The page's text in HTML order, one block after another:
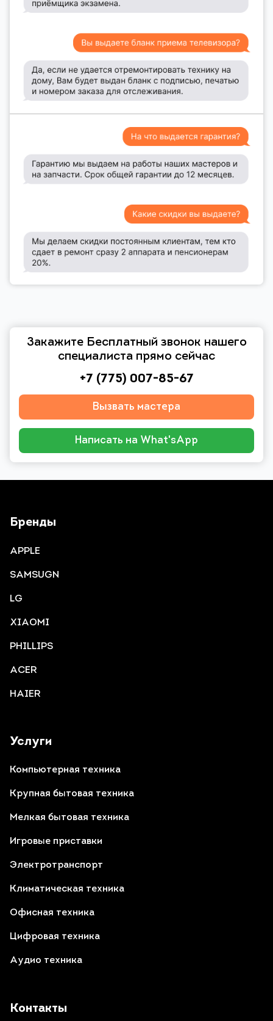
Закажите Бесплатный звонок нашего
специалиста прямо сейчас
+7 (775) 007-85-67
Вызвать мастера
Написать на What'sApp
Контакты
Услуги
Компьютерная техника
Крупная бытовая техника
Мелкая бытовая техника
Игровые приставки
Электротранспорт
Климатическая техника
Офисная техника
Цифровая техника
Аудио техника
Бренды
APPLE
SAMSUGN
LG
XIAOMI
PHILLIPS
ACER
HAIER